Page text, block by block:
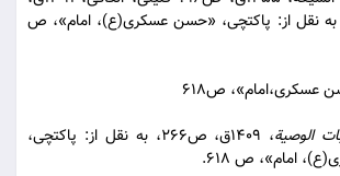
ص۵۰۵، به نقل از: پاکتچی، «حسن عسکری(ع)، امام»، ص
عسکری،‌امام»، ص۶۱۸
الوصیة
، ۱۴۰۹ق، ص۲۶۶، به نقل از: پاکتچی،
امام»، ص ۶۱۸.